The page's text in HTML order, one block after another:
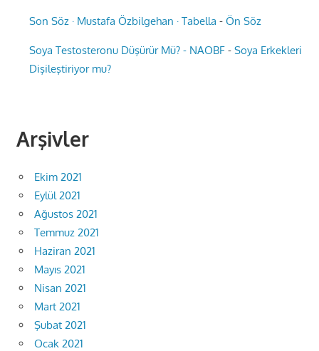
Son Söz · Mustafa Özbilgehan · Tabella -Ön Söz
Soya Testosteronu Düşürür Mü? - NAOBF -Soya Erkekleri
Dişileştiriyor mu?
Arşivler
Ekim 2021
Eylül 2021
Ağustos 2021
Temmuz 2021
Haziran 2021
Mayıs 2021
Nisan 2021
Mart 2021
Şubat 2021
Ocak 2021